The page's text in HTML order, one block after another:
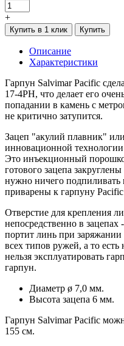
+
Купить в 1 клик Купить
Описание
Характеристики
Гарпун Salvimar Pacific
17-4PH, что делает его
попадании в камень с
не критично затупится.
Зацеп "акулий плавник"
инновационной
Это инъекционный
готового зацепа
нужно ничего
приварены к гарпуну
Отверстие для крепления
непосредственно в зацепах
портит линь при
всех типов ружей, а то
нельзя эксплуатировать
гарпун.
Диаметр ø 7,0 мм.
Высота зацепа 6 мм.
Гарпун Salvimar Pacific
155 см.